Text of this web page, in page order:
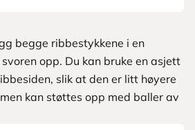
begge ribbestykkene i en
opp. Du kan bruke en asjett
slik at den er litt høyere
kan støttes opp med baller av